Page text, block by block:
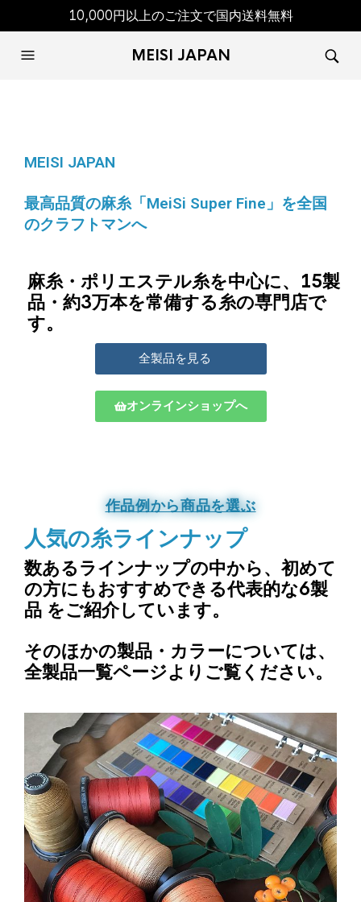
10,000円以上のご注文で国内送料無料
MEISI JAPAN
MEISI JAPAN
最高品質の麻糸「MeiSi Super Fine」を全国
のクラフトマンへ
麻糸・ポリエステル糸を中心に、15製
品・約3万本を常備する糸の専門店で
す。
全製品を見る
オンラインショップへ
作品例から商品を選ぶ
人気の糸ラインナップ
数あるラインナップの中から、 初めて
の方にもおすすめできる代表的な6製
品 をご紹介しています。
そのほかの製品・カラーについては、
全製品一覧ページよりご覧ください。